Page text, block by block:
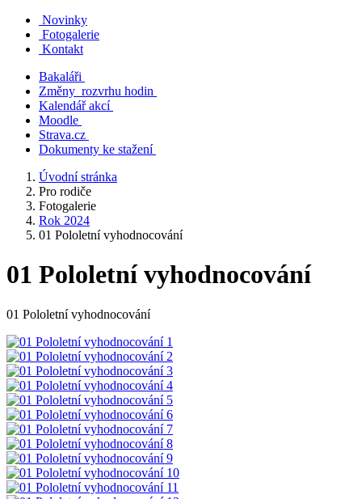
Novinky
Fotogalerie
Kontakt
Bakaláři
Změny rozvrhu hodin
Kalendář akcí
Moodle
Strava.cz
Dokumenty ke stažení
Úvodní stránka
Pro rodiče
Fotogalerie
Rok 2024
01 Pololetní vyhodnocování
01 Pololetní vyhodnocování
01 Pololetní vyhodnocování